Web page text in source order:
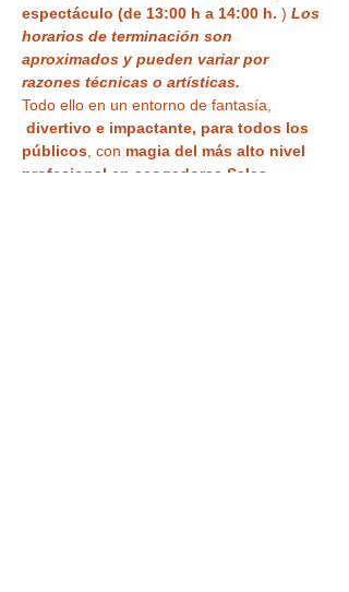
espectáculo (de 13:00 h a 14:00 h. ) Los
horarios de terminación son
aproximados y pueden variar por
razones técnicas o artísticas.
Todo ello en un entorno de fantasía,
divertivo e impactante, para todos los
públicos , con magia del más alto nivel
profesional en acogedoras Salas